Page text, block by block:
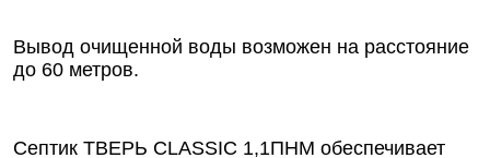
Вывод очищенной воды возможен на расстояние
до 60 метров.
Септик ТВЕРЬ CLASSIC 1,1ПНМ обеспечивает